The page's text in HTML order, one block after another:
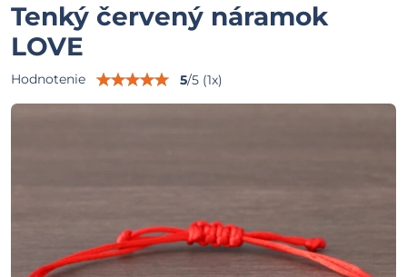
Tenký červený náramok
LOVE
Hodnotenie 5/5 (1x)